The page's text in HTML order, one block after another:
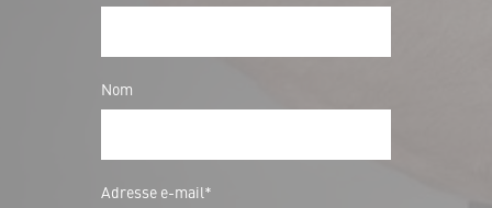
Nom
Adresse e-mail*